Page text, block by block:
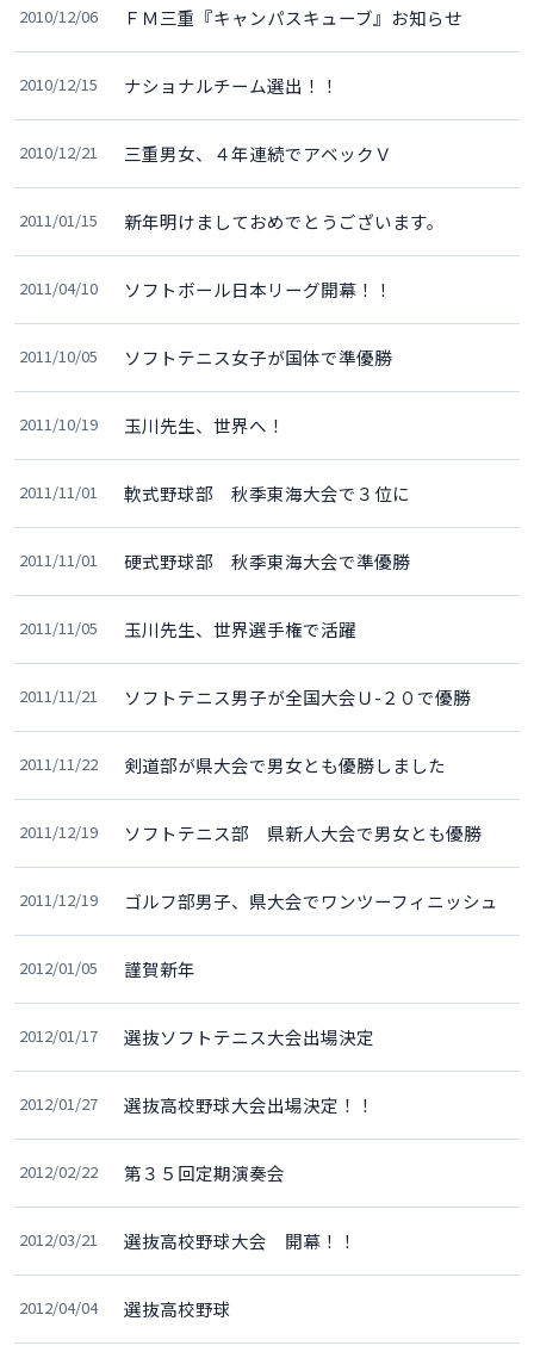
2010/12/06 ＦＭ三重『キャンパスキューブ』お知らせ
2010/12/15 ナショナルチーム選出！！
2010/12/21 三重男女、４年連続でアベックＶ
2011/01/15 新年明けましておめでとうございます。
2011/04/10 ソフトボール日本リーグ開幕！！
2011/10/05 ソフトテニス女子が国体で準優勝
2011/10/19 玉川先生、世界へ！
2011/11/01 軟式野球部 秋季東海大会で３位に
2011/11/01 硬式野球部 秋季東海大会で準優勝
2011/11/05 玉川先生、世界選手権で活躍
2011/11/21 ソフトテニス男子が全国大会Ｕ-２０で優勝
2011/11/22 剣道部が県大会で男女とも優勝しました
2011/12/19 ソフトテニス部 県新人大会で男女とも優勝
2011/12/19 ゴルフ部男子、県大会でワンツーフィニッシュ
2012/01/05 謹賀新年
2012/01/17 選抜ソフトテニス大会出場決定
2012/01/27 選抜高校野球大会出場決定！！
2012/02/22 第３５回定期演奏会
2012/03/21 選抜高校野球大会 開幕！！
2012/04/04 選抜高校野球